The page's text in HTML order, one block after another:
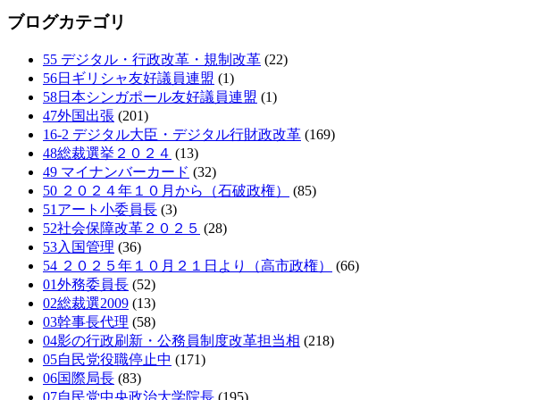
ブログカテゴリ
55 デジタル・行政改革・規制改革 (22)
56日ギリシャ友好議員連盟 (1)
58日本シンガポール友好議員連盟 (1)
47外国出張 (201)
16-2 デジタル大臣・デジタル行財政改革 (169)
48総裁選挙２０２４ (13)
49 マイナンバーカード (32)
50 ２０２４年１０月から（石破政権）
(85)
51アート小委員長 (3)
52社会保障改革２０２５ (28)
53入国管理 (36)
54 ２０２５年１０月２１日より（高市政権）
(66)
01外務委員長 (52)
02総裁選2009 (13)
03幹事長代理 (58)
04影の行政刷新・公務員制度改革担当相 (218)
05自民党役職停止中 (171)
06国際局長 (83)
07自民党中央政治大学院長 (195)